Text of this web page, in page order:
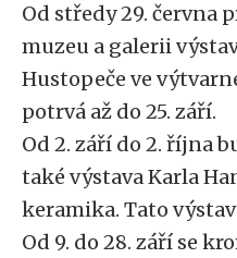
Od středy 29. června
muzeu a galerii
Hustopeče ve
potrvá až do 25. září.
Od 2. září do 2. října
také výstava Karla
keramika. Tato
Od 9. do 28. září se